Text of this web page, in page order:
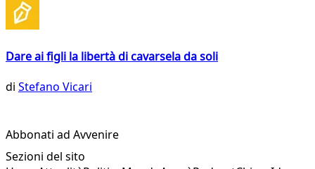
Dare ai figli la libertà di cavarsela da soli
di Stefano Vicari
Abbonati ad Avvenire
Sezioni del sito